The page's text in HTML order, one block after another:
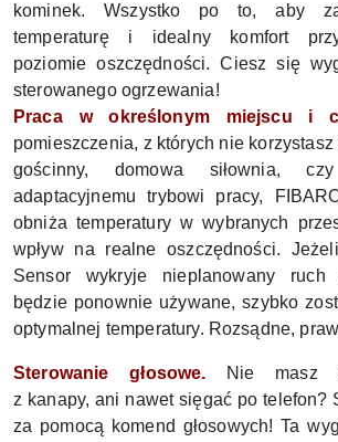
kominek. Wszystko po to, aby
temperaturę i idealny komfort
poziomie oszczędności. Ciesz się
sterowanego ogrzewania!
Praca w określonym miejscu i
pomieszczenia, z których nie
gościnny, domowa siłownia,
adaptacyjnemu trybowi pracy,
obniża temperatury w wybranych
wpływ na realne oszczędności.
Sensor wykryje nieplanowany ruch
będzie ponownie używane, szybko
optymalnej temperatury. Rozsądne,
Sterowanie głosowe.
Nie masz
z kanapy, ani nawet sięgać po telefon?
za pomocą komend głosowych! Ta